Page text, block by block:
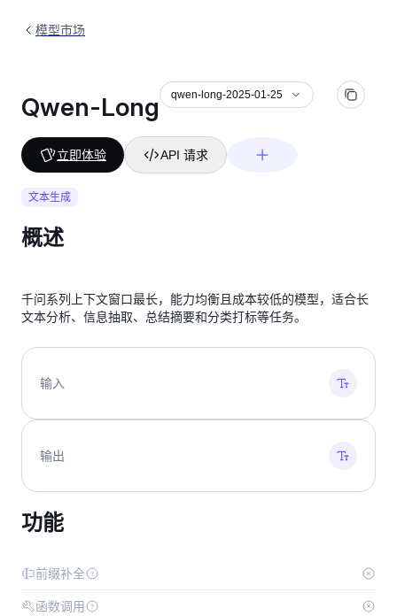
模型市场
Qwen-Long qwen-long-2025-01-25
立即体验 API 请求
文本生成
概述
千问系列上下文窗口最长，能力均衡且成本较低的模型，适合长
文本分析、信息抽取、总结摘要和分类打标等任务。
输入
输出
功能
前缀补全
函数调用